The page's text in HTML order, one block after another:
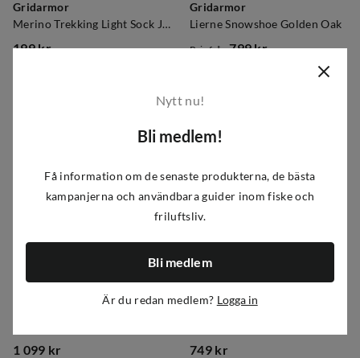
Gridarmor
Merino Trekking Light Sock Jet Black
199 kr
Gridarmor
Lierne Snowshoe Golden Oak
Pris från799 kr
1 099 kr
Gridarmor
749 kr
Nytt nu!
Bli medlem!
Få information om de senaste produkterna, de bästa
kampanjerna och användbara guider inom fiske och
friluftsliv.
Bli medlem
Är du redan medlem? Logga in